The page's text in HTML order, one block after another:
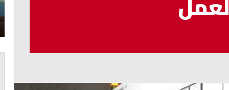
الخازن: الالتفاف حول الدولة ضرورة لمواجهة
التحديات